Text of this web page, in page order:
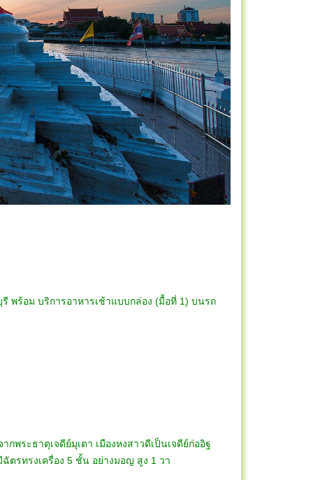
พร้อม บริการอาหารเช้าแบบกล่อง (มื้อที่ 1) บนรถ
ด
ไผ่ล้อม
พระธาตุเจดีย์มุเตา เมืองหงสาวดีเป็นเจดีย์ก่ออิฐ
จดีย์มีฉัตรทรงเครื่อง 5 ชั้น อย่างมอญ สูง 1 วา